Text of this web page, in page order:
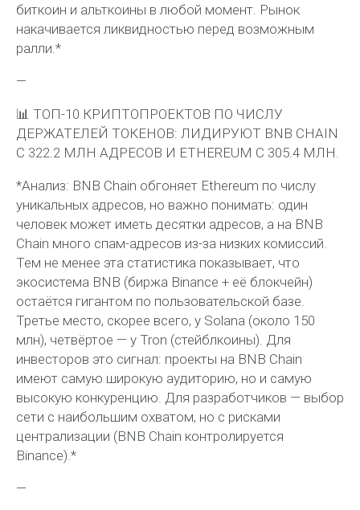
биткоин и альткоины в любой момент. Рынок
накачивается ликвидностью перед возможным
ралли.*
—
📊 ТОП-10 КРИПТОПРОЕКТОВ ПО ЧИСЛУ
ДЕРЖАТЕЛЕЙ ТОКЕНОВ: ЛИДИРУЮТ BNB CHAIN
С 322.2 МЛН АДРЕСОВ И ETHEREUM С 305.4 МЛН.
*Анализ: BNB Chain обгоняет Ethereum по числу
уникальных адресов, но важно понимать: один
человек может иметь десятки адресов, а на BNB
Chain много спам-адресов из-за низких комиссий.
Тем не менее эта статистика показывает, что
экосистема BNB (биржа Binance + её блокчейн)
остаётся гигантом по пользовательской базе.
Третье место, скорее всего, у Solana (около 150
млн), четвёртое — у Tron (стейблкоины). Для
инвесторов это сигнал: проекты на BNB Chain
имеют самую широкую аудиторию, но и самую
высокую конкуренцию. Для разработчиков — выбор
сети с наибольшим охватом, но с рисками
централизации (BNB Chain контролируется
Binance).*
—